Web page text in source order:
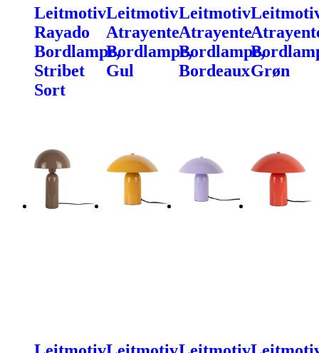
Leitmotiv
Rayado
Bordlampe,
Stribet
Sort
Leitmotiv
Atrayente
Bordlampe,
Gul
Leitmotiv
Atrayente
Bordlampe,
BordeauxGrøn